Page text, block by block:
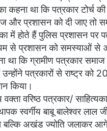
कहना था कि पत्रकार टोर्च
और प्रशासन को दी जाए तो
में होते हैं पुलिस प्रशासन पर
से प्रशासन को समस्याओं से
था कि ग्रामीण पत्रकार
पत्रकारों से राष्ट्र को
किया।
वरिष्ठ पत्रकार/
स्वर्गीय बाबू बालेश्वर लाल
बल्कि अखंड ज्योति जलाकर आगे